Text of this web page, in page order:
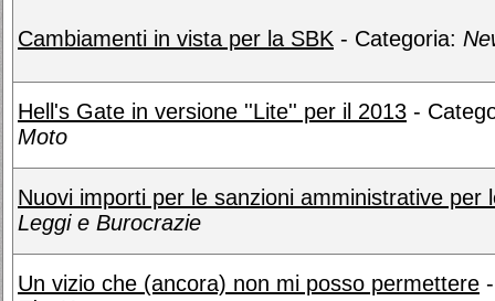
Cambiamenti in vista per la SBK - Categoria:
Hell's Gate in versione ''Lite'' per il 2013 -
Moto
Nuovi importi per le sanzioni amministrative per
Leggi e Burocrazie
Un vizio che (ancora) non mi posso permettere